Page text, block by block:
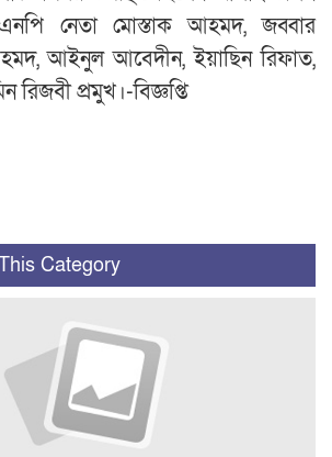
নেতা মোস্তাক আহমদ, জব্বার
আইনুল আবেদীন, ইয়াছিন রিফাত,
প্রমুখ।-বিজ্ঞপ্তি
Category